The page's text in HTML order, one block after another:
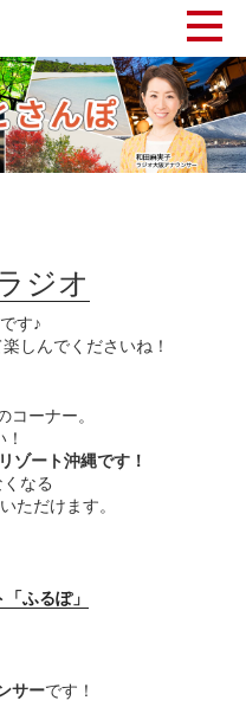
ジオ
す♪
しんでくださいね！
コーナー。
ゾート沖縄です！
なる
ただけます。
ふるぽ」
サーです！